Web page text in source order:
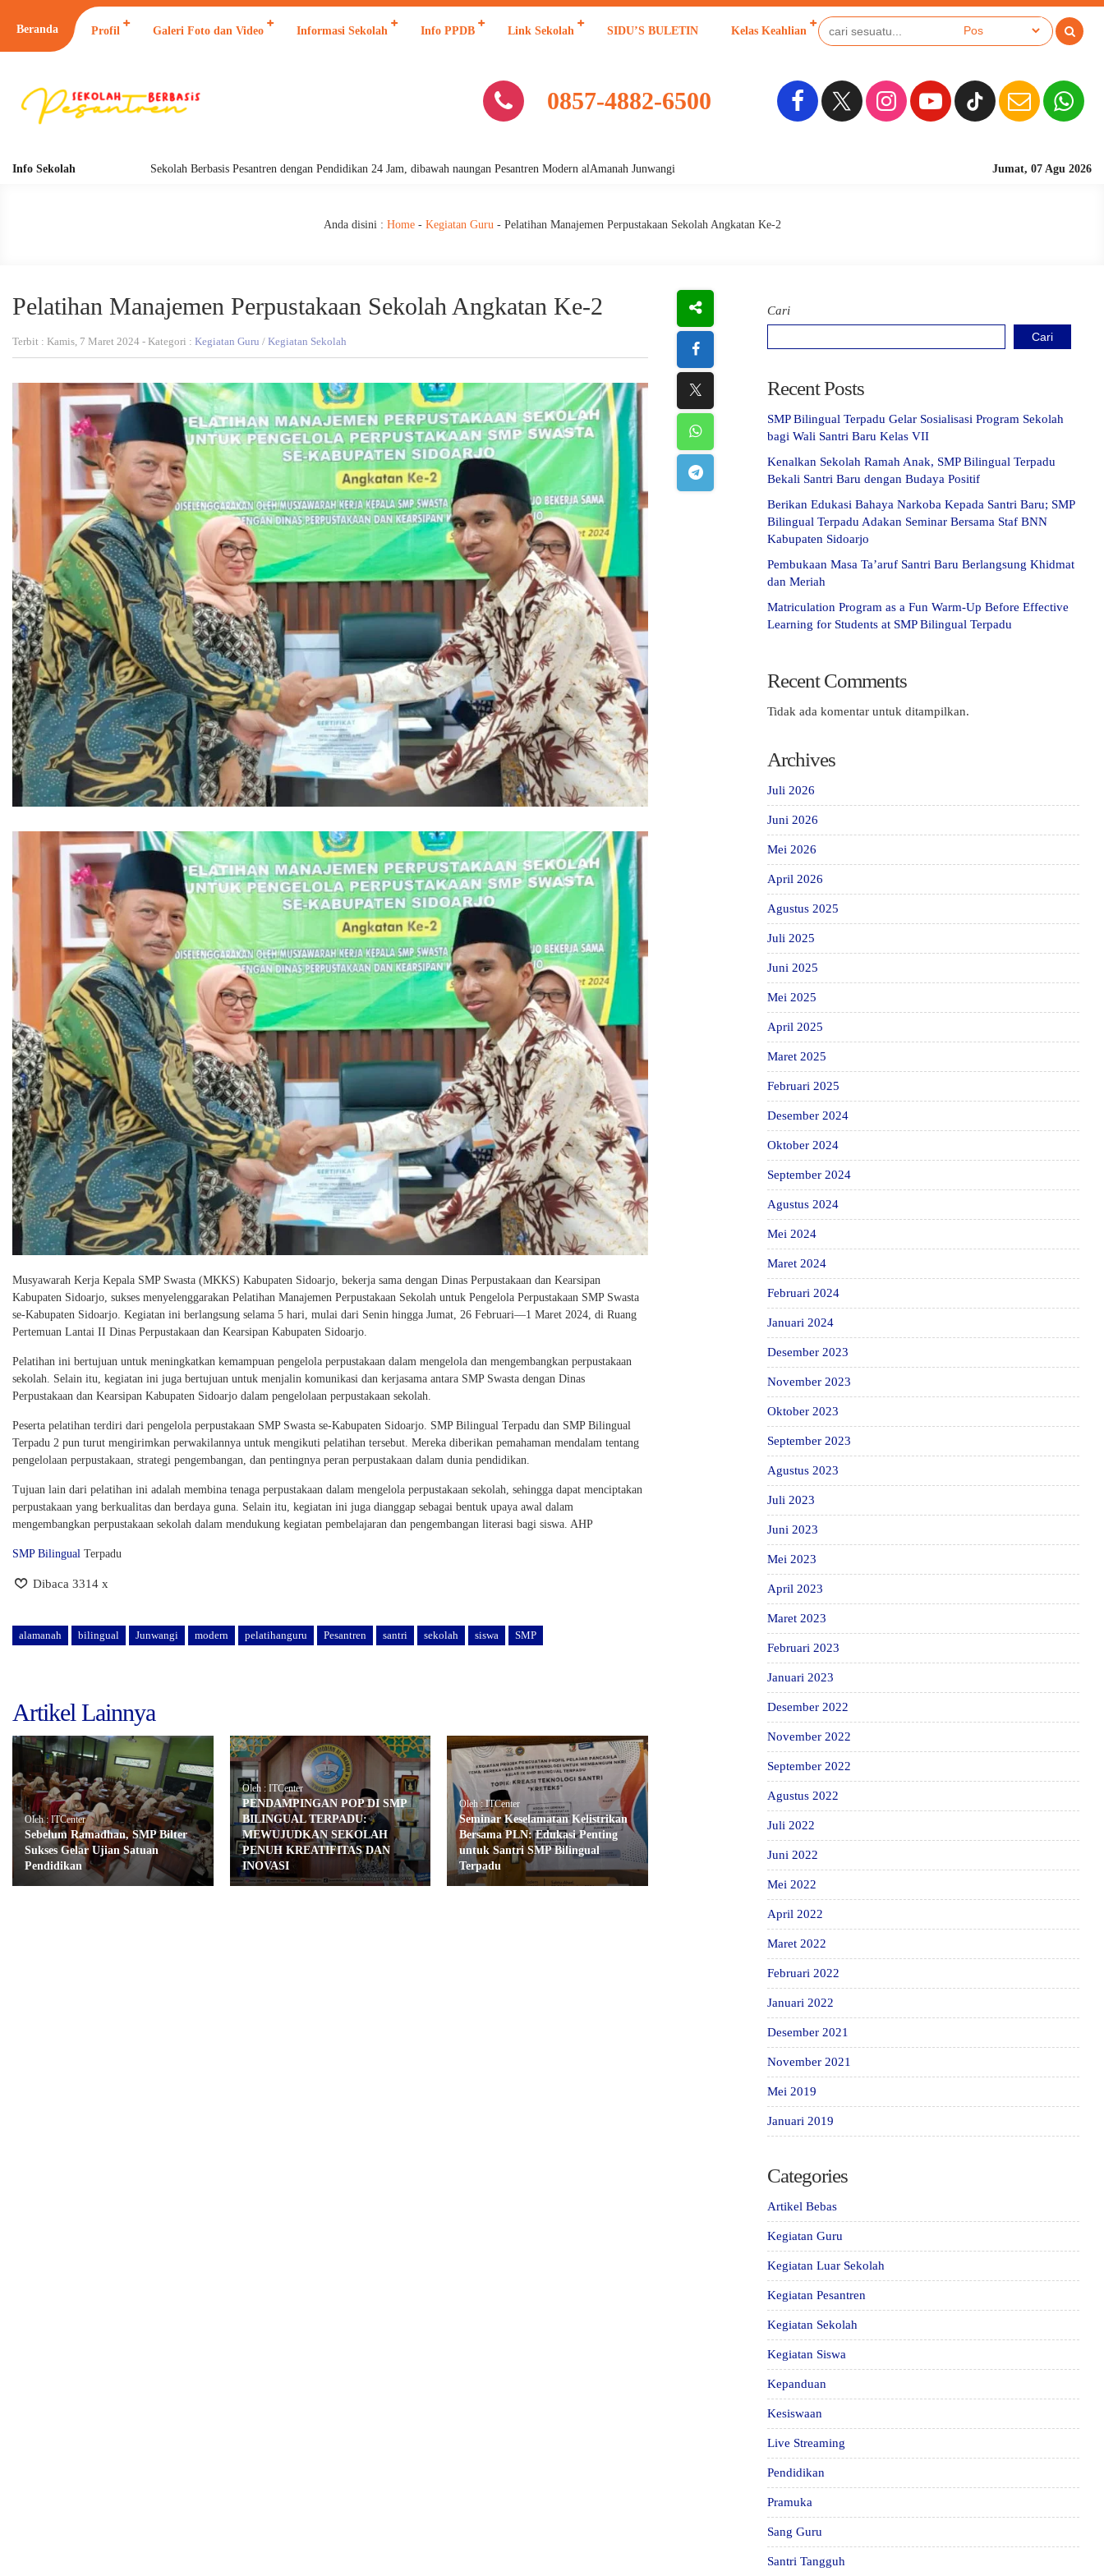
Beranda Profil Galeri Foto dan Video Informasi Sekolah Info PPDB Link Sekolah SIDU’S BULETIN Kelas Keahlian
0857-4882-6500
Info Sekolah Jumat, 07 Agu 2026
Sekolah Berbasis
Sekolah Berbasis Pesantren dengan Pendidikan 24 Jam, dibawah naungan Pesantren Modern alAmanah Junwangi
Anda disini : Home- Kegiatan Guru- Pelatihan Manajemen Perpustakaan Sekolah Angkatan Ke-2
Pelatihan Manajemen Perpustakaan Sekolah Angkatan Ke-2
Terbit : Kamis, 7 Maret 2024 - Kategori : Kegiatan Guru / Kegiatan Sekolah
Musyawarah Kerja Kepala SMP Swasta (MKKS) Kabupaten Sidoarjo, bekerja sama dengan Dinas Perpustakaan dan Kearsipan
Kabupaten Sidoarjo, sukses menyelenggarakan Pelatihan Manajemen Perpustakaan Sekolah untuk Pengelola Perpustakaan SMP Swasta
se-Kabupaten Sidoarjo. Kegiatan ini berlangsung selama 5 hari, mulai dari Senin hingga Jumat, 26 Februari—1 Maret 2024, di Ruang
Pertemuan Lantai II Dinas Perpustakaan dan Kearsipan Kabupaten Sidoarjo.
Pelatihan ini bertujuan untuk meningkatkan kemampuan pengelola perpustakaan dalam mengelola dan mengembangkan perpustakaan
sekolah. Selain itu, kegiatan ini juga bertujuan untuk menjalin komunikasi dan kerjasama antara SMP Swasta dengan Dinas
Perpustakaan dan Kearsipan Kabupaten Sidoarjo dalam pengelolaan perpustakaan sekolah.
Peserta pelatihan terdiri dari pengelola perpustakaan SMP Swasta se-Kabupaten Sidoarjo. SMP Bilingual Terpadu dan SMP Bilingual
Terpadu 2 pun turut mengirimkan perwakilannya untuk mengikuti pelatihan tersebut. Mereka diberikan pemahaman mendalam tentang
pengelolaan perpustakaan, strategi pengembangan, dan pentingnya peran perpustakaan dalam dunia pendidikan.
Tujuan lain dari pelatihan ini adalah membina tenaga perpustakaan dalam mengelola perpustakaan sekolah, sehingga dapat menciptakan
perpustakaan yang berkualitas dan berdaya guna. Selain itu, kegiatan ini juga dianggap sebagai bentuk upaya awal dalam
mengembangkan perpustakaan sekolah dalam mendukung kegiatan pembelajaran dan pengembangan literasi bagi siswa. AHP
SMP Bilingual Terpadu
Dibaca 3314 x
alamanah bilingual Junwangi modern pelatihanguru Pesantren santri sekolah siswa SMP
Artikel Lainnya
Oleh : ITCenter
Sebelum Ramadhan, SMP Bilter
Sukses Gelar Ujian Satuan
Pendidikan
Oleh : ITCenter
PENDAMPINGAN POP DI SMP
BILINGUAL TERPADU:
MEWUJUDKAN SEKOLAH
PENUH KREATIFITAS DAN
INOVASI
Oleh : ITCenter
Seminar Keselamatan Kelistrikan
Bersama PLN: Edukasi Penting
untuk Santri SMP Bilingual
Terpadu
Cari
Cari
Recent Posts
SMP Bilingual Terpadu Gelar Sosialisasi Program Sekolah
bagi Wali Santri Baru Kelas VII
Kenalkan Sekolah Ramah Anak, SMP Bilingual Terpadu
Bekali Santri Baru dengan Budaya Positif
Berikan Edukasi Bahaya Narkoba Kepada Santri Baru; SMP
Bilingual Terpadu Adakan Seminar Bersama Staf BNN
Kabupaten Sidoarjo
Pembukaan Masa Ta’aruf Santri Baru Berlangsung Khidmat
dan Meriah
Matriculation Program as a Fun Warm-Up Before Effective
Learning for Students at SMP Bilingual Terpadu
Recent Comments
Tidak ada komentar untuk ditampilkan.
Archives
Juli 2026
Juni 2026
Mei 2026
April 2026
Agustus 2025
Juli 2025
Juni 2025
Mei 2025
April 2025
Maret 2025
Februari 2025
Desember 2024
Oktober 2024
September 2024
Agustus 2024
Mei 2024
Maret 2024
Februari 2024
Januari 2024
Desember 2023
November 2023
Oktober 2023
September 2023
Agustus 2023
Juli 2023
Juni 2023
Mei 2023
April 2023
Maret 2023
Februari 2023
Januari 2023
Desember 2022
November 2022
September 2022
Agustus 2022
Juli 2022
Juni 2022
Mei 2022
April 2022
Maret 2022
Februari 2022
Januari 2022
Desember 2021
November 2021
Mei 2019
Januari 2019
Categories
Artikel Bebas
Kegiatan Guru
Kegiatan Luar Sekolah
Kegiatan Pesantren
Kegiatan Sekolah
Kegiatan Siswa
Kepanduan
Kesiswaan
Live Streaming
Pendidikan
Pramuka
Sang Guru
Santri Tangguh